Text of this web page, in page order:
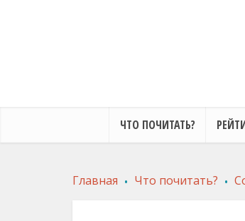
ЧТО ПОЧИТАТЬ?
Главная . Что почитать? .